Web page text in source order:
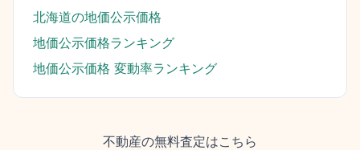
北海道の地価公示価格
地価公示価格ランキング
地価公示価格 変動率ランキング
不動産の無料査定はこちら